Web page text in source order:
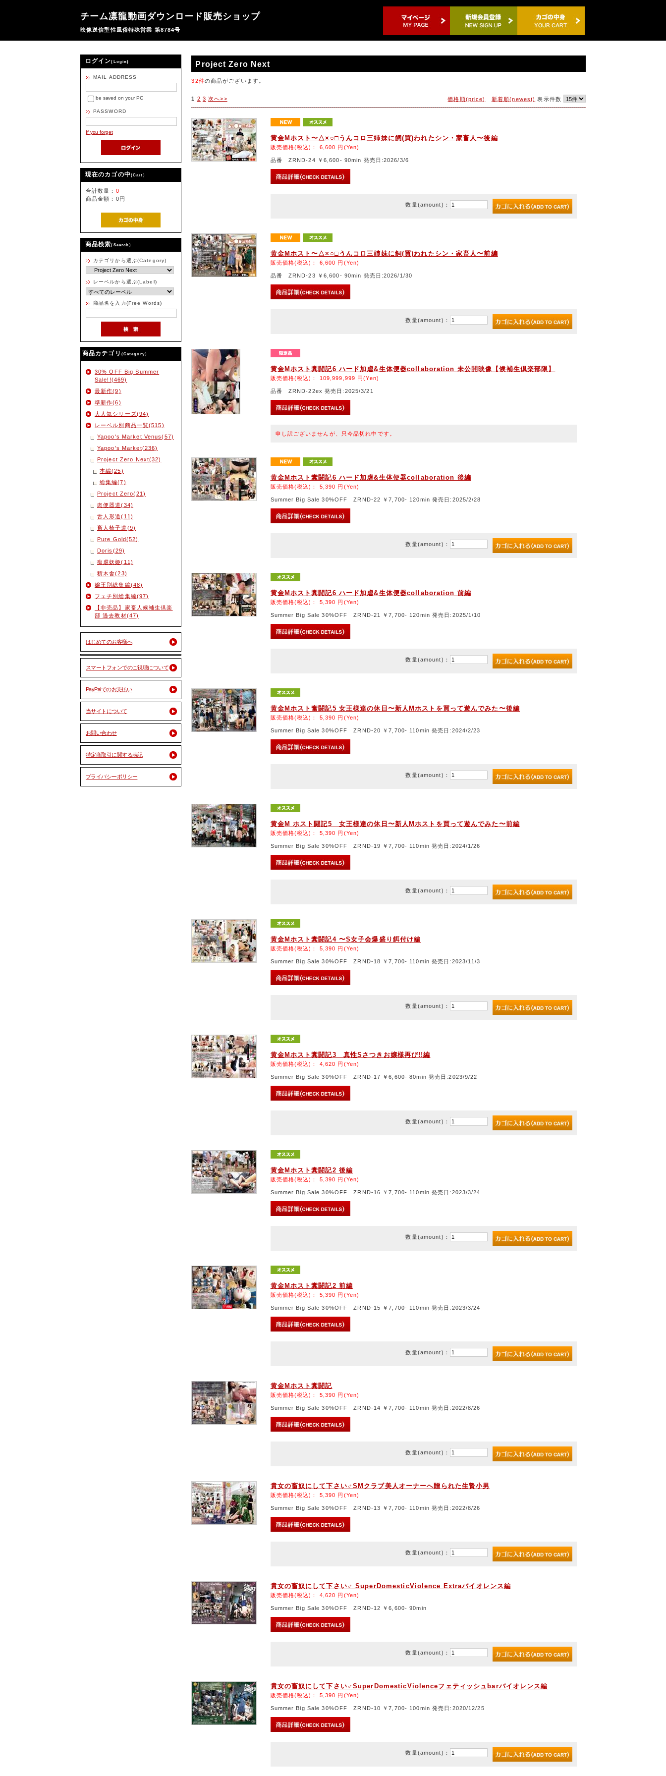
チーム凛龍動画ダウンロード販売ショップ
映像送信型性風俗特殊営業 第8784号
ログイン(Login)
MAIL ADDRESS
be saved on your PC
PASSWORD
If you forget
現在のカゴの中 (Cart）
合計数量： 0
商品金額： 0円
商品検索(Search）
カテゴリから選ぶ(Category)
レーベルから選ぶ(Label)
商品名を入力(Free Words)
商品カテゴリ (Category）
30% OFF Big Summer
Sale!!(469)
最新作(9)
準新作(6)
大人気シリーズ(94)
レーベル別商品一覧(515)
Yapoo's Market Venus(57)
Yapoo's Market(236)
Project Zero Next(32)
本編(25)
総集編(7)
Project Zero(21)
肉便器道(34)
舌人形道(11)
畜人椅子道(9)
Pure Gold(52)
Doris(29)
痴虐妖姫(11)
積木舎(23)
嬢王別総集編(48)
フェチ別総集編(97)
【非売品】家畜人候補生倶楽
部 過去教材(47)
はじめてのお客様へ
スマートフォンでのご視聴について
PayPalでのお支払い
当サイトについて
お問い合わせ
特定商取引に関する表記
プライバシーポリシー
Project Zero Next
32件の商品がございます。
価格順(price) 新着順(newest) 表示件数
1 2 3 次へ>>
黄金Mホスト〜△×○□うんコロ三姉妹に飼(買)われたシン・家畜人〜後編
販売価格(税込)： 6,600 円(Yen)
品番 ZRND-24 ￥6,600- 90min 発売日:2026/3/6
数量(amount)：
黄金Mホスト〜△×○□うんコロ三姉妹に飼(買)われたシン・家畜人〜前編
販売価格(税込)： 6,600 円(Yen)
品番 ZRND-23 ￥6,600- 90min 発売日:2026/1/30
数量(amount)：
黄金Mホスト糞闘記6 ハード加虐&生体便器collaboration 未公開映像【候補生倶楽部限】
販売価格(税込)： 109,999,999 円(Yen)
品番 ZRND-22ex 発売日:2025/3/21
申し訳ございませんが、只今品切れ中です。
黄金Mホスト糞闘記6 ハード加虐&生体便器collaboration 後編
販売価格(税込)： 5,390 円(Yen)
Summer Big Sale 30%OFF ZRND-22 ￥7,700- 120min 発売日:2025/2/28
数量(amount)：
黄金Mホスト糞闘記6 ハード加虐&生体便器collaboration 前編
販売価格(税込)： 5,390 円(Yen)
Summer Big Sale 30%OFF ZRND-21 ￥7,700- 120min 発売日:2025/1/10
数量(amount)：
黄金Mホスト奮闘記5 女王様達の休日〜新人Mホストを買って遊んでみた〜後編
販売価格(税込)： 5,390 円(Yen)
Summer Big Sale 30%OFF ZRND-20 ￥7,700- 110min 発売日:2024/2/23
数量(amount)：
黄金M ホスト闘記5 女王様達の休日〜新人Mホストを買って遊んでみた〜前編
販売価格(税込)： 5,390 円(Yen)
Summer Big Sale 30%OFF ZRND-19 ￥7,700- 110min 発売日:2024/1/26
数量(amount)：
黄金Mホスト糞闘記4 〜S女子会爆盛り餌付け編
販売価格(税込)： 5,390 円(Yen)
Summer Big Sale 30%OFF ZRND-18 ￥7,700- 110min 発売日:2023/11/3
数量(amount)：
黄金Mホスト糞闘記3 真性Sさつきお嬢様再び!!編
販売価格(税込)： 4,620 円(Yen)
Summer Big Sale 30%OFF ZRND-17 ￥6,600- 80min 発売日:2023/9/22
数量(amount)：
黄金Mホスト糞闘記2 後編
販売価格(税込)： 5,390 円(Yen)
Summer Big Sale 30%OFF ZRND-16 ￥7,700- 110min 発売日:2023/3/24
数量(amount)：
黄金Mホスト糞闘記2 前編
販売価格(税込)： 5,390 円(Yen)
Summer Big Sale 30%OFF ZRND-15 ￥7,700- 110min 発売日:2023/3/24
数量(amount)：
黄金Mホスト糞闘記
販売価格(税込)： 5,390 円(Yen)
Summer Big Sale 30%OFF ZRND-14 ￥7,700- 110min 発売日:2022/8/26
数量(amount)：
貴女の畜奴にして下さい♂SMクラブ美人オーナーへ贈られた生贄小男
販売価格(税込)： 5,390 円(Yen)
Summer Big Sale 30%OFF ZRND-13 ￥7,700- 110min 発売日:2022/8/26
数量(amount)：
貴女の畜奴にして下さい♂ SuperDomesticViolence Extraバイオレンス編
販売価格(税込)： 4,620 円(Yen)
Summer Big Sale 30%OFF ZRND-12 ￥6,600- 90min
数量(amount)：
貴女の畜奴にして下さい♂SuperDomesticViolenceフェティッシュbarバイオレンス編
販売価格(税込)： 5,390 円(Yen)
Summer Big Sale 30%OFF ZRND-10 ￥7,700- 100min 発売日:2020/12/25
数量(amount)：